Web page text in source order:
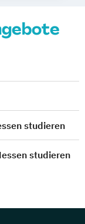
studieren
studieren